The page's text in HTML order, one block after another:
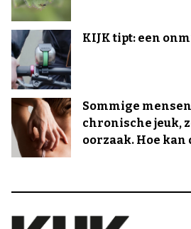
KIJK tipt: een
Sommige
chronische jeuk,
oorzaak. Hoe kan